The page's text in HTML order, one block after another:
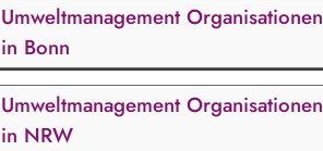
Umweltmanagement Organisationen
in Bonn
Umweltmanagement Organisationen
in NRW